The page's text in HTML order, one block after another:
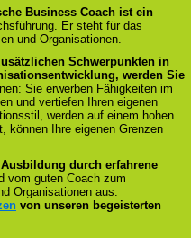
Business Coach ist ein
Er steht für das
und Organisationen.
Schwerpunkten in
werden Sie
Sie erwerben Fähigkeiten im
und vertiefen Ihren eigenen
werden auf einem hohen
können Ihre eigenen Grenzen
durch erfahrene
vom guten Coach zum
Organisationen aus.
von unseren begeisterten